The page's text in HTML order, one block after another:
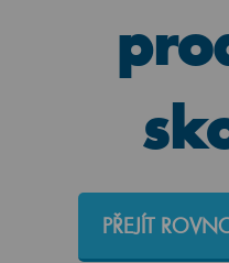
PŘEJÍT